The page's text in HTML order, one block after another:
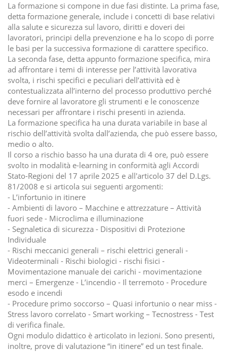
La formazione si compone in due fasi distinte. La prima fase,
detta formazione generale, include i concetti di base relativi
alla salute e sicurezza sul lavoro, diritti e doveri dei
lavoratori, principi della prevenzione e ha lo scopo di porre
le basi per la successiva formazione di carattere specifico.
La seconda fase, detta appunto formazione specifica, mira
ad affrontare i temi di interesse per l’attività lavorativa
svolta, i rischi specifici e peculiari dell’attività ed è
contestualizzata all’interno del processo produttivo perché
deve fornire al lavoratore gli strumenti e le conoscenze
necessari per affrontare i rischi presenti in azienda.
La formazione specifica ha una durata variabile in base al
rischio dell’attività svolta dall’azienda, che può essere basso,
medio o alto.
Il corso a rischio basso ha una durata di 4 ore, può essere
svolto in modalità e-learning in conformità agli Accordi
Stato-Regioni del 17 aprile 2025 e all'articolo 37 del D.Lgs.
81/2008 e si articola sui seguenti argomenti:
- L’infortunio in itinere
- Ambienti di lavoro – Macchine e attrezzature – Attività
fuori sede - Microclima e illuminazione
- Segnaletica di sicurezza - Dispositivi di Protezione
Individuale
- Rischi meccanici generali – rischi elettrici generali -
Videoterminali - Rischi biologici - rischi fisici -
Movimentazione manuale dei carichi - movimentazione
merci – Emergenze - L’incendio - Il terremoto - Procedure
esodo e incendi
- Procedure primo soccorso – Quasi infortunio o near miss -
Stress lavoro correlato - Smart working – Tecnostress - Test
di verifica finale.
Ogni modulo didattico è articolato in lezioni. Sono presenti,
inoltre, prove di valutazione “in itinere” ed un test finale.